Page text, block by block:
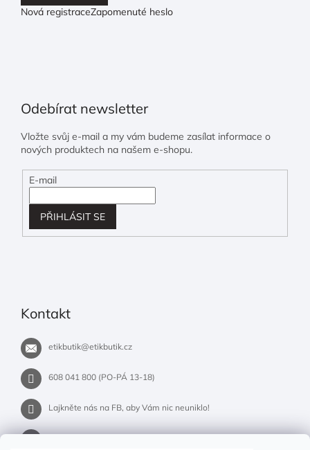
Nová registraceZapomenuté heslo
Odebírat newsletter
Vložte svůj e-mail a my vám budeme zasílat informace o
nových produktech na našem e-shopu.
E-mail
PŘIHLÁSIT SE
Kontakt
etikbutik@etikbutik.cz
608 041 800 (PO-PÁ 13-18)
Lajkněte nás na FB, aby Vám nic neuniklo!